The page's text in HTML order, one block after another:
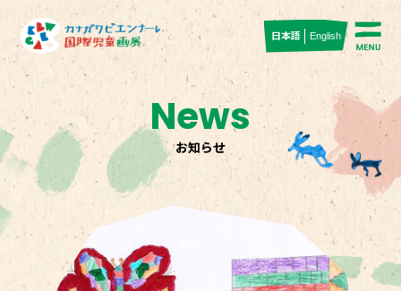
English
日本語
News
お知らせ